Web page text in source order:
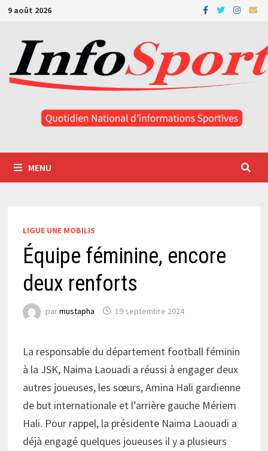
Passer
contenu
9 août 2026
MENU
LIGUE UNE MOBILIS
Équipe féminine, encore
deux renforts
parmustapha 19 septembre 2024
La responsable du département football féminin
à la JSK, Naima Laouadi a réussi à engager deux
autres joueuses, les sœurs, Amina Hali gardienne
de but internationale et l’arrière gauche Mériem
Hali. Pour rappel, la présidente Naima Laouadi a
déjà engagé quelques joueuses il y a plusieurs